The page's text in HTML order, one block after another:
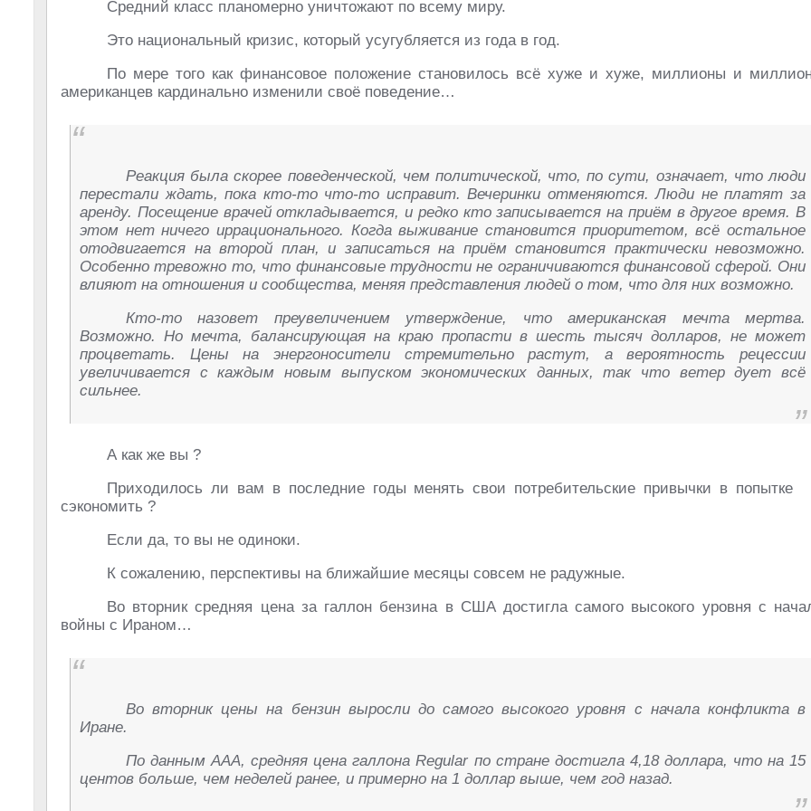
Средний класс планомерно уничтожают по всему миру.
Это национальный кризис, который усугубляется из года в год.
По мере того как финансовое положение становилось всё хуже и хуже, миллионы и
американцев кардинально изменили своё поведение…
Реакция была скорее поведенческой, чем политической, что, по сути, означает, что люди
перестали ждать, пока кто-то что-то исправит. Вечеринки отменяются. Люди не платят за
аренду. Посещение врачей откладывается, и редко кто записывается на приём в другое время. В
этом нет ничего иррационального. Когда выживание становится приоритетом, всё остальное
отодвигается на второй план, и записаться на приём становится практически невозможно.
Особенно тревожно то, что финансовые трудности не ограничиваются финансовой сферой. Они
влияют на отношения и сообщества, меняя представления людей о том, что для них возможно.
Кто-то назовет преувеличением утверждение, что американская мечта мертва.
Возможно. Но мечта, балансирующая на краю пропасти в шесть тысяч долларов, не может
процветать. Цены на энергоносители стремительно растут, а вероятность рецессии
увеличивается с каждым новым выпуском экономических данных, так что ветер дует всё
сильнее.
А как же вы ?
Приходилось ли вам в последние годы менять свои потребительские привычки в попытке
сэкономить ?
Если да, то вы не одиноки.
К сожалению, перспективы на ближайшие месяцы совсем не радужные.
Во вторник средняя цена за галлон бензина в США достигла самого высокого уровня с
войны с Ираном…
Во вторник цены на бензин выросли до самого высокого уровня с начала конфликта в
Иране.
По данным AAA, средняя цена галлона Regular по стране достигла 4,18 доллара, что на 15
центов больше, чем неделей ранее, и примерно на 1 доллар выше, чем год назад.